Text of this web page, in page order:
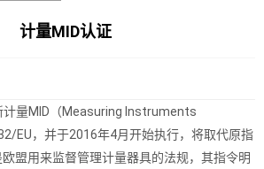
计量MID认证
计量MID（Measuring Instruments
EU，并于2016年4月开始执行，将取代原指
盟用来监督管理计量器具的法规，其指令明